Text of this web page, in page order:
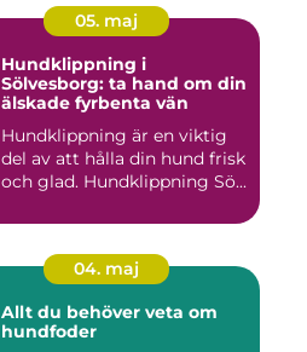
05. maj
Hundklippning i
Sölvesborg: ta hand om din
älskade fyrbenta vän
Hundklippning är en viktig
del av att hålla din hund frisk
och glad. Hundklippning Sö...
04. maj
Allt du behöver veta om
hundfoder